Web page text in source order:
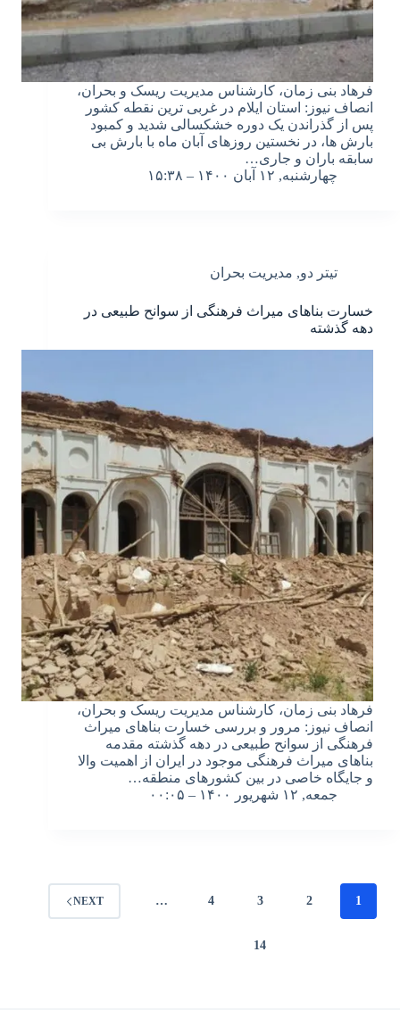
فرهاد بنی زمان، کارشناس مدیریت ریسک و بحران،
انصاف نیوز: استان ایلام در غربی ترین نقطه کشور
پس از گذراندن یک دوره خشکسالی شدید و کمبود
بارش ها، در نخستین روزهای آبان ماه با بارش بی
سابقه باران و جاری…
چهارشنبه, ۱۲ آبان ۱۴۰۰ – ۱۵:۳۸
تیتر دو, مدیریت بحران
خسارت بناهای میراث فرهنگی از سوانح طبیعی در
دهه گذشته
فرهاد بنی زمان، کارشناس مدیریت ریسک و بحران،
انصاف نیوز: مرور و بررسی خسارت بناهای میراث
فرهنگی از سوانح طبیعی در دهه گذشته مقدمه
بناهای میراث فرهنگی موجود در ایران از اهمیت والا
و جایگاه خاصی در بین کشورهای منطقه…
جمعه, ۱۲ شهریور ۱۴۰۰ – ۰۰:۰۵
1
2
3
4
…
14
NEXT